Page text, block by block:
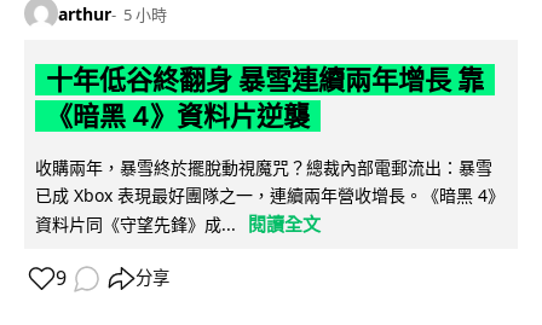
arthur 5 小時
十年低谷終翻身 暴雪連續兩年增長 靠
《暗黑 4》資料片逆襲
收購兩年，暴雪終於擺脫動視魔咒？總裁內部電郵流出：暴雪
已成 Xbox 表現最好團隊之一，連續兩年營收增長。《暗黑 4》
資料片同《守望先鋒》成...
閱讀全文
9 分享